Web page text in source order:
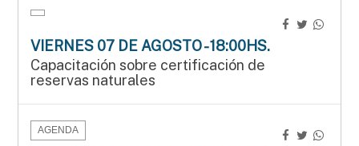
VIERNES 07 DE AGOSTO - 18:00HS.
Capacitación sobre certificación de
reservas naturales
AGENDA